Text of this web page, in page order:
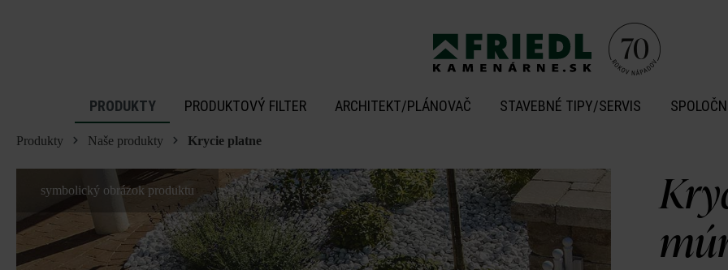
PRODUKTY PRODUKTOVÝ FILTER ARCHITEKT/PLÁNOVAČ STAVEBNÉ TIPY/SERVIS
Produkty Naše produkty Krycie platne
symbolický obrázok produktu